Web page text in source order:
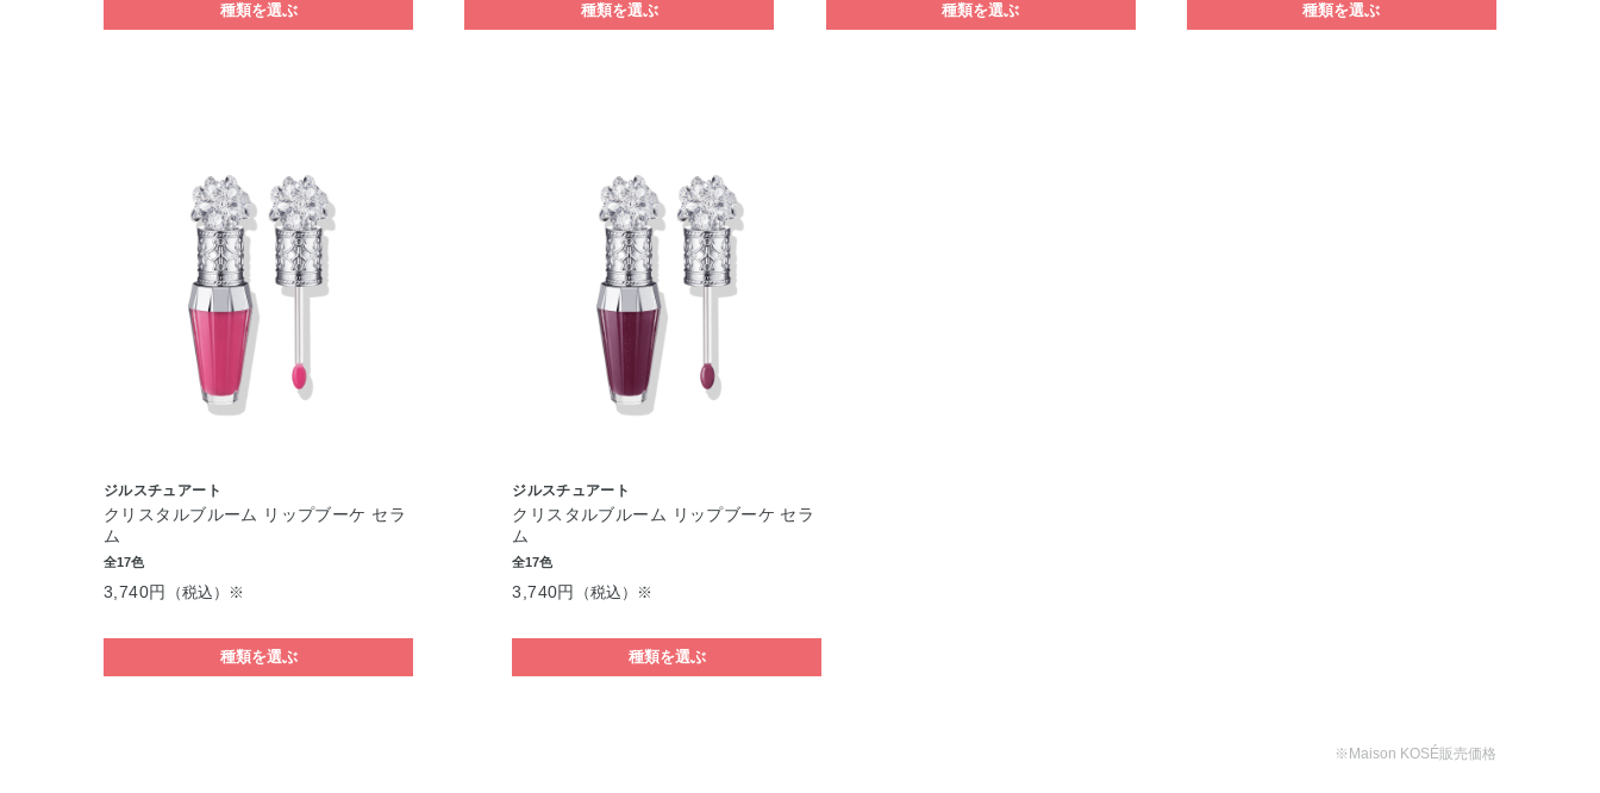
種類を選ぶ 種類を選ぶ 種類を選ぶ 種類を選ぶ
ジルスチュアート
クリスタルブルーム リップブーケ セラ
ム
全17色
3,740円 （税込）※
種類を選ぶ
ジルスチュアート
クリスタルブルーム リップブーケ セラ
ム
全17色
3,740円 （税込）※
種類を選ぶ
※Maison KOSÉ販売価格